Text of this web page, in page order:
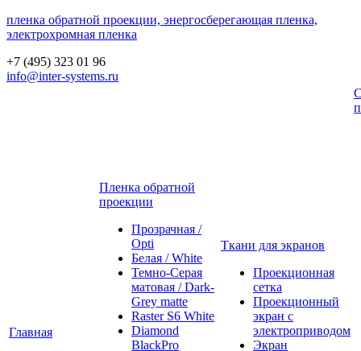
пленка обратной проекции, энергосберегающая пленка,
электрохромная пленка
+7 (495) 323 01 96
info@inter-systems.ru
Главная
Пленка обратной
проекции
Прозрачная /
Opti
Белая / White
Темно-Серая
матовая / Dark-
Grey matte
Raster S6 White
Diamond
BlackPro
Ткани для экранов
Проекционная
сетка
Проекционный
экран с
электроприводом
Экран